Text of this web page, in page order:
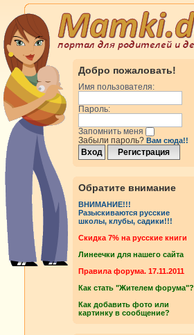
Добро пожаловать!
Имя пользователя:
Пароль:
Запомнить меня
Забыли пароль? Вам сюда!!
Обратите внимание
ВНИМАНИЕ!!!
Разыскиваются русские
школы, клубы, садики!!!
Cкидка 7% на русские книги
Линеечки для нашего сайта
Правила форума. 17.11.2011
Как стать "Жителем форума"?
Как добавить фото или
картинку в сообщение?